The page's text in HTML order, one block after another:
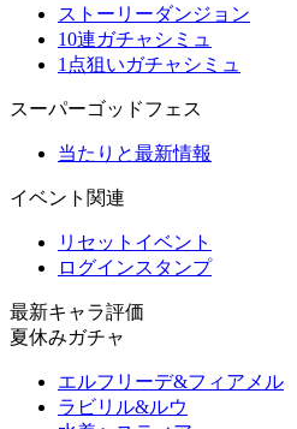
ストーリーダンジョン
10連ガチャシミュ
1点狙いガチャシミュ
スーパーゴッドフェス
当たりと最新情報
イベント関連
リセットイベント
ログインスタンプ
最新キャラ評価
夏休みガチャ
エルフリーデ&フィアメル
ラビリル&ルウ